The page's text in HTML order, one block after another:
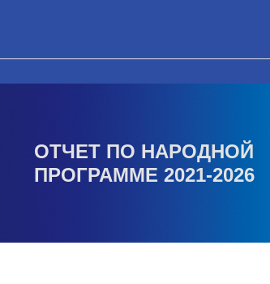
ОТЧЕТ ПО НАРОДНОЙ
ПРОГРАММЕ 2021-2026